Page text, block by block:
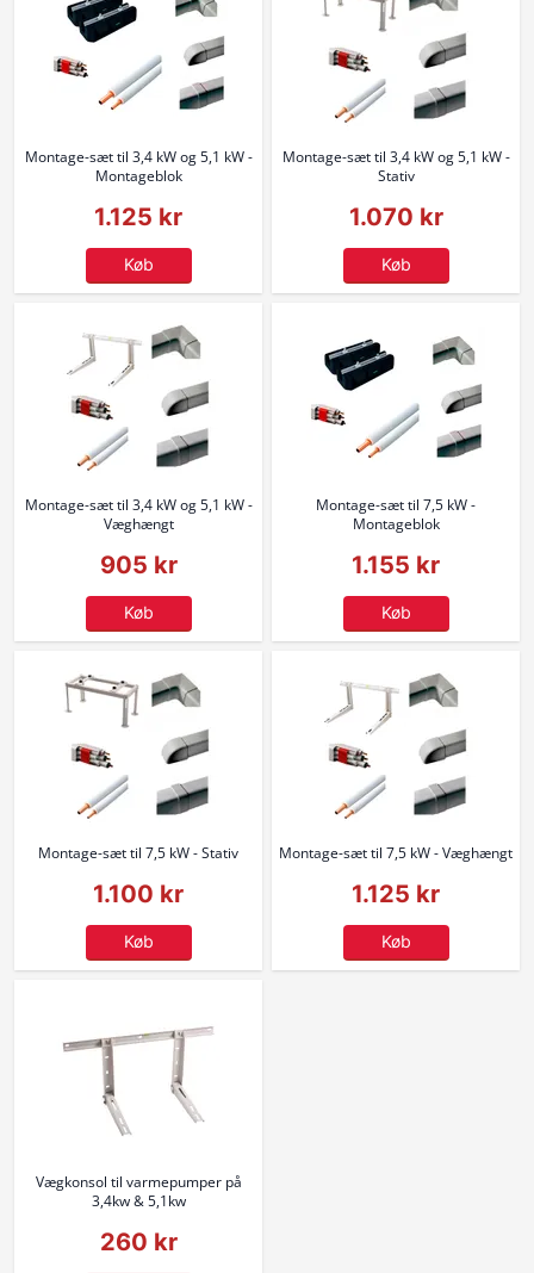
Montage-sæt til 3,4 kW og 5,1 kW -
Montageblok
1.125 kr
Køb
Montage-sæt til 3,4 kW og 5,1 kW -
Stativ
1.070 kr
Køb
Montage-sæt til 3,4 kW og 5,1 kW -
Væghængt
905 kr
Køb
Montage-sæt til 7,5 kW -
Montageblok
1.155 kr
Køb
Montage-sæt til 7,5 kW - Stativ
1.100 kr
Køb
Montage-sæt til 7,5 kW - Væghængt
1.125 kr
Køb
Vægkonsol til varmepumper på
3,4kw & 5,1kw
260 kr